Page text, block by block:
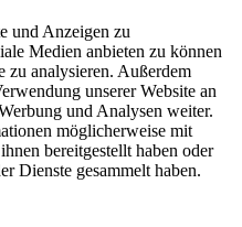
und Anzeigen zu
Medien anbieten zu können
zu analysieren. Außerdem
unserer Website an
und Analysen weiter.
möglicherweise mit
bereitgestellt haben oder
Dienste gesammelt haben.